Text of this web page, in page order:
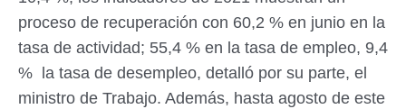
proceso de recuperación con 60,2 % en junio en la
tasa de actividad; 55,4 % en la tasa de empleo, 9,4
% la tasa de desempleo, detalló por su parte, el
ministro de Trabajo. Además, hasta agosto de este